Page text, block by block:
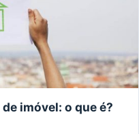
imóvel: o que é?